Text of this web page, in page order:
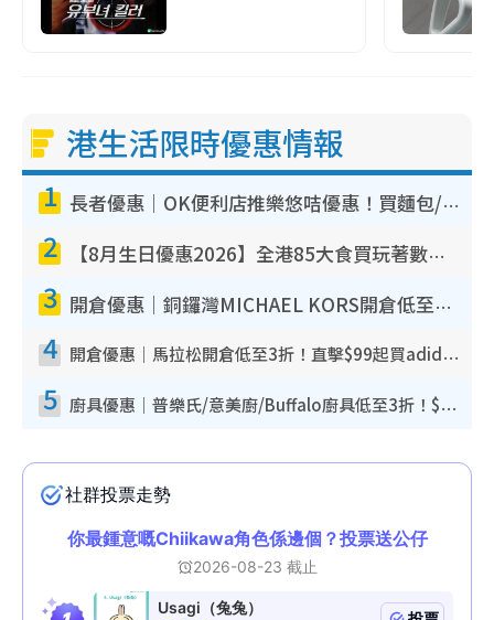
港生活限時優惠情報
1 長者優惠｜OK便利店推樂悠咭優惠！買麵包/牛奶/保健品拍卡即減
2 【8月生日優惠2026】全港85大食買玩著數攻略 自助餐/火鍋放題同行免費＋誠品/DONKI送現金券
3 開倉優惠｜銅鑼灣MICHAEL KORS開倉低至17折！直擊$500起買手袋/銀包/鞋款 必買經典Jet Set系列
4 開倉優惠｜馬拉松開倉低至3折！直擊$99起買adidas／New Balance／Puma鞋款 STANLEY保溫杯劈價至$119起
5 廚具優惠｜普樂氏/意美廚/Buffalo廚具低至3折！$89起買煎鍋／炒鑊／個人鍋 同場小家電激減至$99起